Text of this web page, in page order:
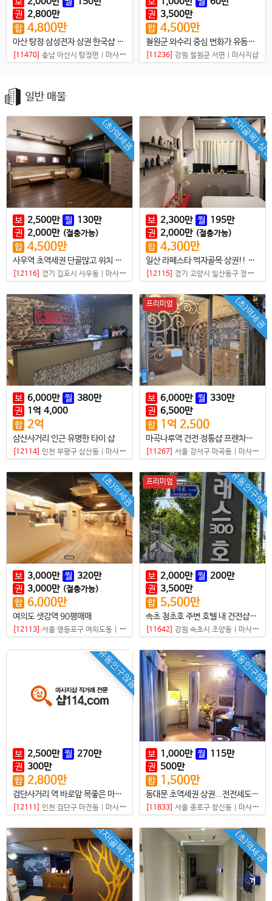
권 2,800만
합 4,800만
아산 탕정 삼성전자 상권 한국샵 매매
[11470] 충남 아산시 탕정면 마사지샵
권 3,500만
합 4,500만
철원군 와수리 중심 번화가 유동인구 많은 최고 샵
[11236] 강원 철원군 서면 마사지샵
일반 매물
(초)역세권
보 2,500만 월 130만
권 2,000만 (절충가능)
합 4,500만
사우역 초역세권 단골많고 위치 좋은샵
[12116] 경기 김포시 사우동 마사지샵
먹자(골목)
보 2,300만 월 195만
권 2,000만 (절충가능)
합 4,300만
일산 라페스타 먹자골목 상권!! 몸만 오셔도 바로 일 가능한 스웨디시샵
[12115] 경기 고양시 일산동구 장항동
보 6,000만 월 380만
권 1 억 4,000
합 2억
삼산사거리 인근 유명한 타이 샵
[12114] 인천 부평구 삼산동 마사지샵
(초)역세권
프리미엄
보 6,000만 월 330만
권 6,500만
합 1 억 2,500
마곡나루역 건전 정통샵 프렌차이즈점
[11267] 서울 강서구 마곡동 마사지샵
(초)역세권
보 3,000만 월 320만
권 3,000만 (절충가능)
합 6,000만
여의도 샛강역 90평매매
[12113] 서울 영등포구 여의도동 마사지샵
유동인구많음
프리미엄
보 2,000만 월 200만
권 3,500만
합 5,500만
속초 청초호 주변 호텔 내 건전샵매매
[11642] 강원 속초시 조양동 마사지샵
유동인구많음
보 2,500만 월 270만
권 300만
합 2,800만
검단사거리 역 바로앞 목좋은 마사지샵 매매
[12111] 인천 검단구 마전동 마사지샵
유동인구많음
보 1,000만 월 115만
권 500만
합 1,500만
동대문 초역세권 상권...전전세도 가능한 샵
[11833] 서울 종로구 창신동 마사지샵
먹자(골목) 상권 (초)역세권